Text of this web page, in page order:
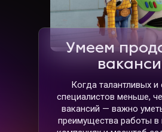
Когда талантливых
специалистов меньше,
вакансий — важно
преимущества работы в
Умеем